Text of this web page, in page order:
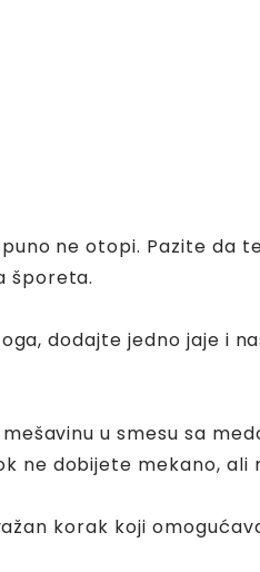
ne otopi. Pazite da
šporeta.
dodajte jedno jaje i
u smesu sa
ne dobijete mekano, ali
korak koji